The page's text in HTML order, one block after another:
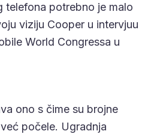
telefona potrebno je malo
viziju Cooper u intervjuu
World Congressa u
ono s čime su brojne
počele. Ugradnja